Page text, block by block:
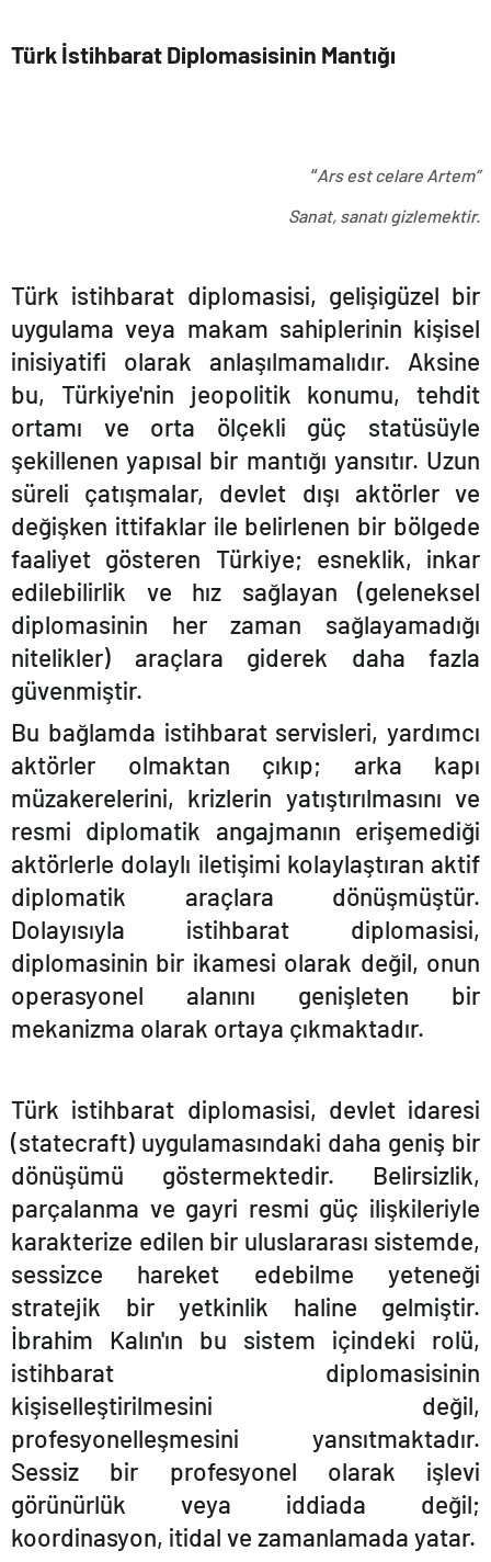
Türk İstihbarat Diplomasisinin Mantığı
“Ars est celare Artem”
Sanat, sanatı gizlemektir.
Türk istihbarat diplomasisi, gelişigüzel bir
uygulama veya makam sahiplerinin kişisel
inisiyatifi olarak anlaşılmamalıdır. Aksine
bu, Türkiye'nin jeopolitik konumu, tehdit
ortamı ve orta ölçekli güç statüsüyle
şekillenen yapısal bir mantığı yansıtır. Uzun
süreli çatışmalar, devlet dışı aktörler ve
değişken ittifaklar ile belirlenen bir bölgede
faaliyet gösteren Türkiye; esneklik, inkar
edilebilirlik ve hız sağlayan (geleneksel
diplomasinin her zaman sağlayamadığı
nitelikler) araçlara giderek daha fazla
güvenmiştir.
Bu bağlamda istihbarat servisleri, yardımcı
aktörler olmaktan çıkıp; arka kapı
müzakerelerini, krizlerin yatıştırılmasını ve
resmi diplomatik angajmanın erişemediği
aktörlerle dolaylı iletişimi kolaylaştıran aktif
diplomatik araçlara dönüşmüştür.
Dolayısıyla istihbarat diplomasisi,
diplomasinin bir ikamesi olarak değil, onun
operasyonel alanını genişleten bir
mekanizma olarak ortaya çıkmaktadır.
Türk istihbarat diplomasisi, devlet idaresi
(statecraft) uygulamasındaki daha geniş bir
dönüşümü göstermektedir. Belirsizlik,
parçalanma ve gayri resmi güç ilişkileriyle
karakterize edilen bir uluslararası sistemde,
sessizce hareket edebilme yeteneği
stratejik bir yetkinlik haline gelmiştir.
İbrahim Kalın'ın bu sistem içindeki rolü,
istihbarat diplomasisinin
kişiselleştirilmesini değil,
profesyonelleşmesini yansıtmaktadır.
Sessiz bir profesyonel olarak işlevi
görünürlük veya iddiada değil;
koordinasyon, itidal ve zamanlamada yatar.